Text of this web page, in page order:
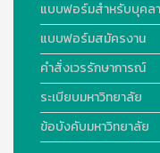
แบบฟอร์มสำหรับบุคล
แบบฟอร์มสมัครงาน
คำสั่งเวรรักษาการณ์
ระเบียบมหาวิทยาลัย
ข้อบังคับมหาวิทยาลัย